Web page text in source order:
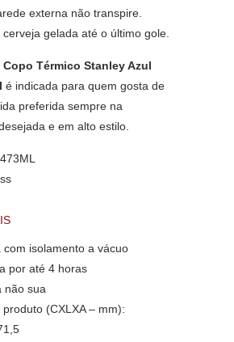
externa não transpire.
gelada até o último gole.
Copo Térmico Stanley Azul
é indicada para quem gosta de
preferida sempre na
e em alto estilo.
com isolamento a vácuo
por até 4 horas
não sua
(CXLXA – mm):